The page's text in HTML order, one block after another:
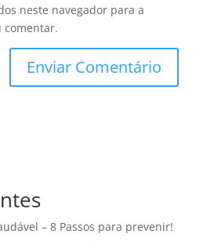
neste navegador para a
comentar.
– 8 Passos para prevenir!